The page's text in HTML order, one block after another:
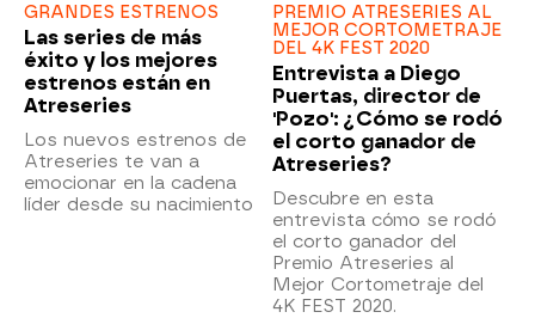
GRANDES ESTRENOS
Las series de más
éxito y los mejores
estrenos están en
Atreseries
Los nuevos estrenos de
Atreseries te van a
emocionar en la cadena
líder desde su nacimiento
PREMIO ATRESERIES AL
MEJOR CORTOMETRAJE
DEL 4K FEST 2020
Entrevista a Diego
Puertas, director de
'Pozo': ¿Cómo se rodó
el corto ganador de
Atreseries?
Descubre en esta
entrevista cómo se rodó
el corto ganador del
Premio Atreseries al
Mejor Cortometraje del
4K FEST 2020.